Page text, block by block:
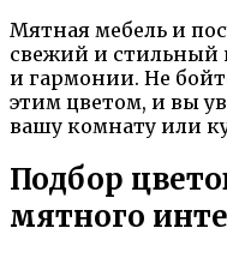
Мятная мебель и
свежий и стильный
и гармонии. Не
этим цветом, и вы
вашу комнату или
Подбор
мятного